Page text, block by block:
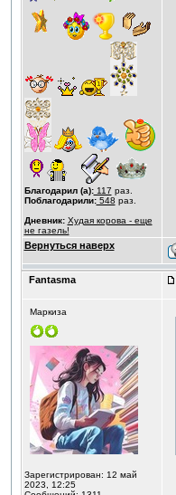
Благодарил (а):117 раз.
Поблагодарили:548 раз.
Дневник: Худая корова - еще
не газель!
Вернуться наверх
Fantasma
Маркиза
Зарегистрирован: 12 май
2023, 12:25